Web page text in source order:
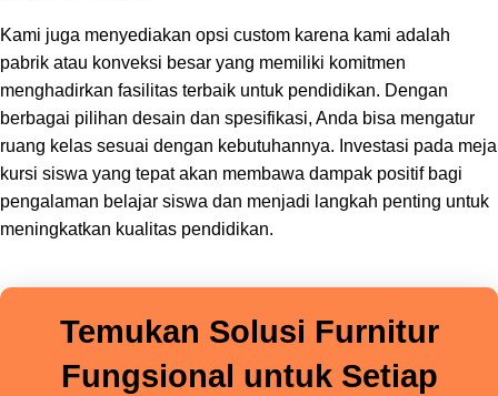
Kami juga menyediakan opsi custom karena kami adalah
pabrik atau konveksi besar yang memiliki komitmen
menghadirkan fasilitas terbaik untuk pendidikan. Dengan
berbagai pilihan desain dan spesifikasi, Anda bisa mengatur
ruang kelas sesuai dengan kebutuhannya. Investasi pada meja
kursi siswa yang tepat akan membawa dampak positif bagi
pengalaman belajar siswa dan menjadi langkah penting untuk
meningkatkan kualitas pendidikan.
Temukan Solusi Furnitur
Fungsional untuk Setiap